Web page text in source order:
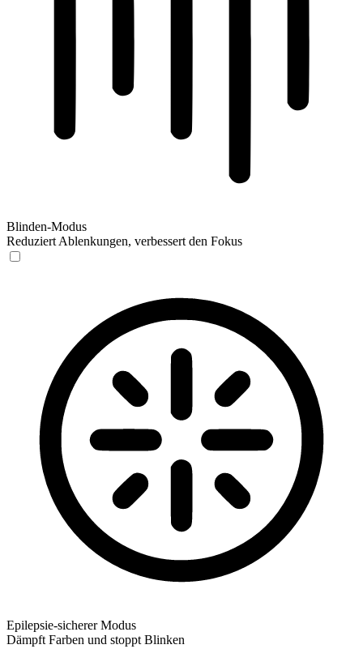
Blinden-Modus
Reduziert Ablenkungen, verbessert den Fokus
Epilepsie-sicherer Modus
Dämpft Farben und stoppt Blinken